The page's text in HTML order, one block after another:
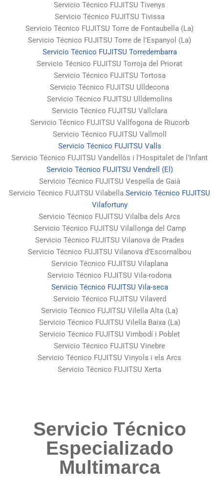
Servicio Técnico FUJITSU Tivenys
Servicio Técnico FUJITSU Tivissa
Servicio Técnico FUJITSU Torre de Fontaubella (La)
Servicio Técnico FUJITSU Torre de l’Espanyol (La)
Servicio Técnico FUJITSU Torredembarra
Servicio Técnico FUJITSU Torroja del Priorat
Servicio Técnico FUJITSU Tortosa
Servicio Técnico FUJITSU Ulldecona
Servicio Técnico FUJITSU Ulldemolins
Servicio Técnico FUJITSU Vallclara
Servicio Técnico FUJITSU Vallfogona de Riucorb
Servicio Técnico FUJITSU Vallmoll
Servicio Técnico FUJITSU Valls
Servicio Técnico FUJITSU Vandellòs i l’Hospitalet de l’Infant
Servicio Técnico FUJITSU Vendrell (El)
Servicio Técnico FUJITSU Vespella de Gaià
Servicio Técnico FUJITSU Vilabella Servicio Técnico FUJITSU
Vilafortuny
Servicio Técnico FUJITSU Vilalba dels Arcs
Servicio Técnico FUJITSU Vilallonga del Camp
Servicio Técnico FUJITSU Vilanova de Prades
Servicio Técnico FUJITSU Vilanova d’Escornalbou
Servicio Técnico FUJITSU Vilaplana
Servicio Técnico FUJITSU Vila-rodona
Servicio Técnico FUJITSU Vila-seca
Servicio Técnico FUJITSU Vilaverd
Servicio Técnico FUJITSU Vilella Alta (La)
Servicio Técnico FUJITSU Vilella Baixa (La)
Servicio Técnico FUJITSU Vimbodí i Poblet
Servicio Técnico FUJITSU Vinebre
Servicio Técnico FUJITSU Vinyols i els Arcs
Servicio Técnico FUJITSU Xerta
Servicio Técnico
Especializado
Multimarca